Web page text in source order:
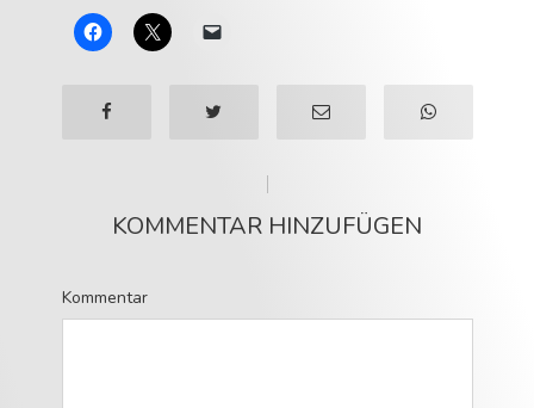
KOMMENTAR HINZUFÜGEN
Kommentar